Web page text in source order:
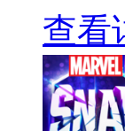
查看